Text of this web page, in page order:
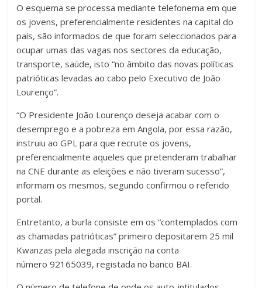
O esquema se processa mediante telefonema em que
os jovens, preferencialmente residentes na capital do
país, são informados de que foram seleccionados para
ocupar umas das vagas nos sectores da educação,
transporte, saúde, isto “no âmbito das novas políticas
patrióticas levadas ao cabo pelo Executivo de João
Lourenço”.
“O Presidente João Lourenço deseja acabar com o
desemprego e a pobreza em Angola, por essa razão,
instruiu ao GPL para que recrute os jovens,
preferencialmente aqueles que pretenderam trabalhar
na CNE durante as eleições e não tiveram sucesso”,
informam os mesmos, segundo confirmou o referido
portal.
Entretanto, a burla consiste em os “contemplados com
as chamadas patrióticas” primeiro depositarem 25 mil
Kwanzas pela alegada inscrição na conta
número 92165039, registada no banco BAI.